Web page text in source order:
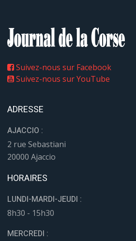
Suivez-nous sur Facebook
Suivez-nous sur YouTube
ADRESSE
AJACCIO :
2 rue Sebastiani
20000 Ajaccio
HORAIRES
LUNDI-MARDI-JEUDI :
8h30 - 15h30
MERCREDI :